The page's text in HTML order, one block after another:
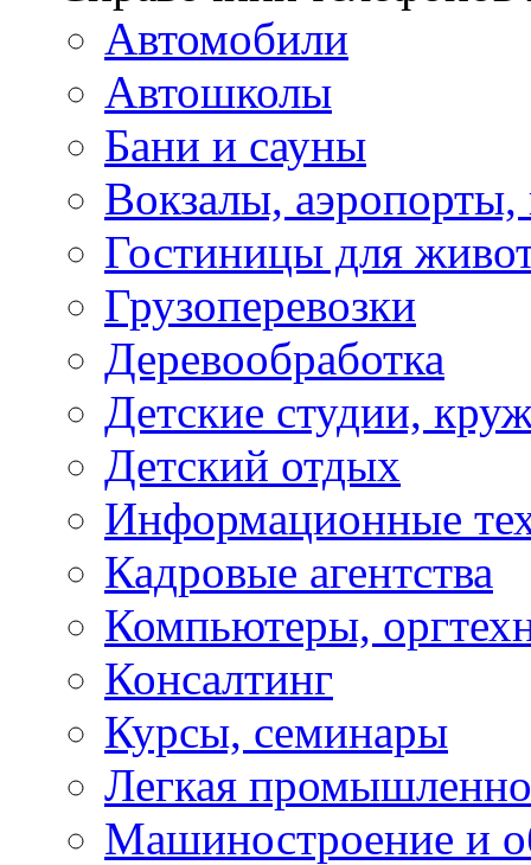
Автомобили
Автошколы
Бани и сауны
Вокзалы,
Гостиницы для
Грузоперевозки
Деревообработка
Детские студии,
Детский отдых
Информационные
Кадровые агентства
Компьютеры,
Консалтинг
Курсы, семинары
Легкая
Машиностроение и